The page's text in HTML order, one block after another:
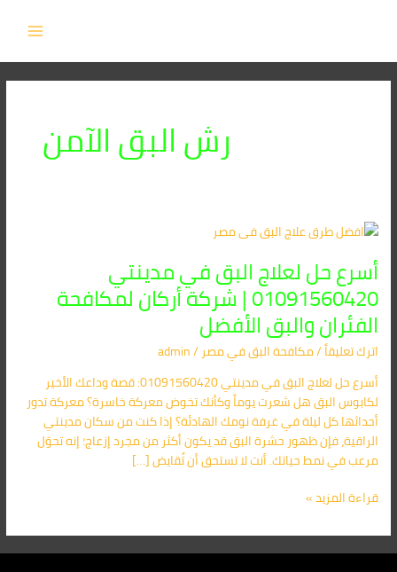
رش البق الآمن
أسرع حل لعلاج البق في مدينتي
01091560420 | شركة أركان لمكافحة
الفئران والبق الأفضل
اترك تعليقاً/مكافحة البق​ في مصر/
admin
أسرع حل لعلاج البق في مدينتي 01091560420: قصة وداعك الأخير
لكابوس البق هل شعرت يوماً وكأنك تخوض معركة خاسرة؟ معركة تدور
أحداثها كل ليلة في غرفة نومك الهادئة؟ إذا كنت من سكان مدينتي
الراقية، فإن ظهور حشرة البق قد يكون أكثر من مجرد إزعاج؛ إنه تحوّل
مرعب في نمط حياتك. أنت لا تستحق أن تُقايض […]
أسرع
لعلاج
البق
في
مدينتي
01091560420
شركة
أركان
لمكافحة
الفئران
والبق
قراءة المزيد »